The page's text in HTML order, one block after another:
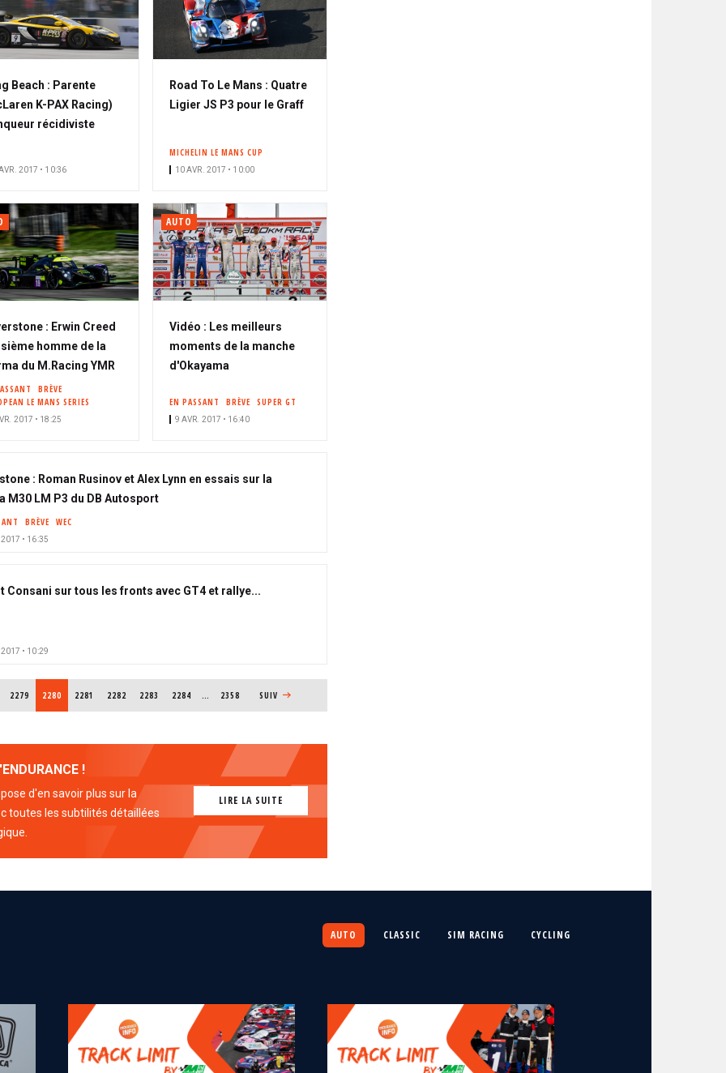
Beach : Parente
K-PAX Racing)
récidiviste
2017 • 10:36
Road To Le Mans : Quatre
Ligier JS P3 pour le Graff
MICHELIN LE MANS CUP
10 AVR. 2017 • 10:00
: Erwin Creed
homme de la
du M.Racing YMR
BRÈVE
LE MANS SERIES
2017 • 18:25
AUTO
Vidéo : Les meilleurs
moments de la manche
d'Okayama
EN PASSANT BRÈVE SUPER GT
9 AVR. 2017 • 16:40
: Roman Rusinov et Alex Lynn en essais sur la
M30 LM P3 du DB Autosport
BRÈVE WEC
• 16:35
Consani sur tous les fronts avec GT4 et rallye...
• 10:29
PAGE
2279 PAGE COURANTE
2280 PAGE
2281 PAGE
2282 PAGE
2283 PAGE
2284 … 2358 PAGE SUIVANTE
SUIV
!
d'en savoir plus sur la
toutes les subtilités détaillées
LIRE LA SUITE
AUTO CLASSIC SIM RACING CYCLING